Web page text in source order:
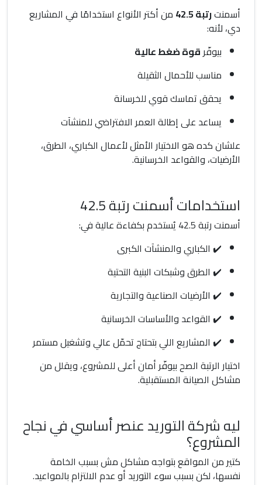
أسمنترتبة 42.5
من أكتر الأنواع استخدامًا في المشاريع
دي، لأنه:
بيوفّرقوة ضغط عالية
مناسب للأحمال الثقيلة
يحقق تماسك قوي للخرسانة
يساعد على إطالة العمر الافتراضي للمنشآت
علشان كده هو الاختيار الأمثل لأعمال الكباري، الطرق،
الأرضيات، والقواعد الخرسانية.
استخدامات أسمنت رتبة 42.5
أسمنت رتبة 42.5 يُستخدم بكفاءة عالية في:
✔️ الكباري والمنشآت الكبرى
✔️ الطرق وشبكات البنية التحتية
✔️ الأرضيات الصناعية والتجارية
✔️ القواعد والأساسات الخرسانية
✔️ المشاريع اللي بتحتاج تحمّل عالي وتشغيل مستمر
اختيار الرتبة الصح بيوفّر أمان أعلى للمشروع، ويقلل من
مشاكل الصيانة المستقبلية.
ليه شركة التوريد عنصر أساسي في نجاح
المشروع؟
كتير من المواقع بتواجه مشاكل مش بسبب الخامة
نفسها، لكن بسبب سوء التوريد أو عدم الالتزام بالمواعيد.